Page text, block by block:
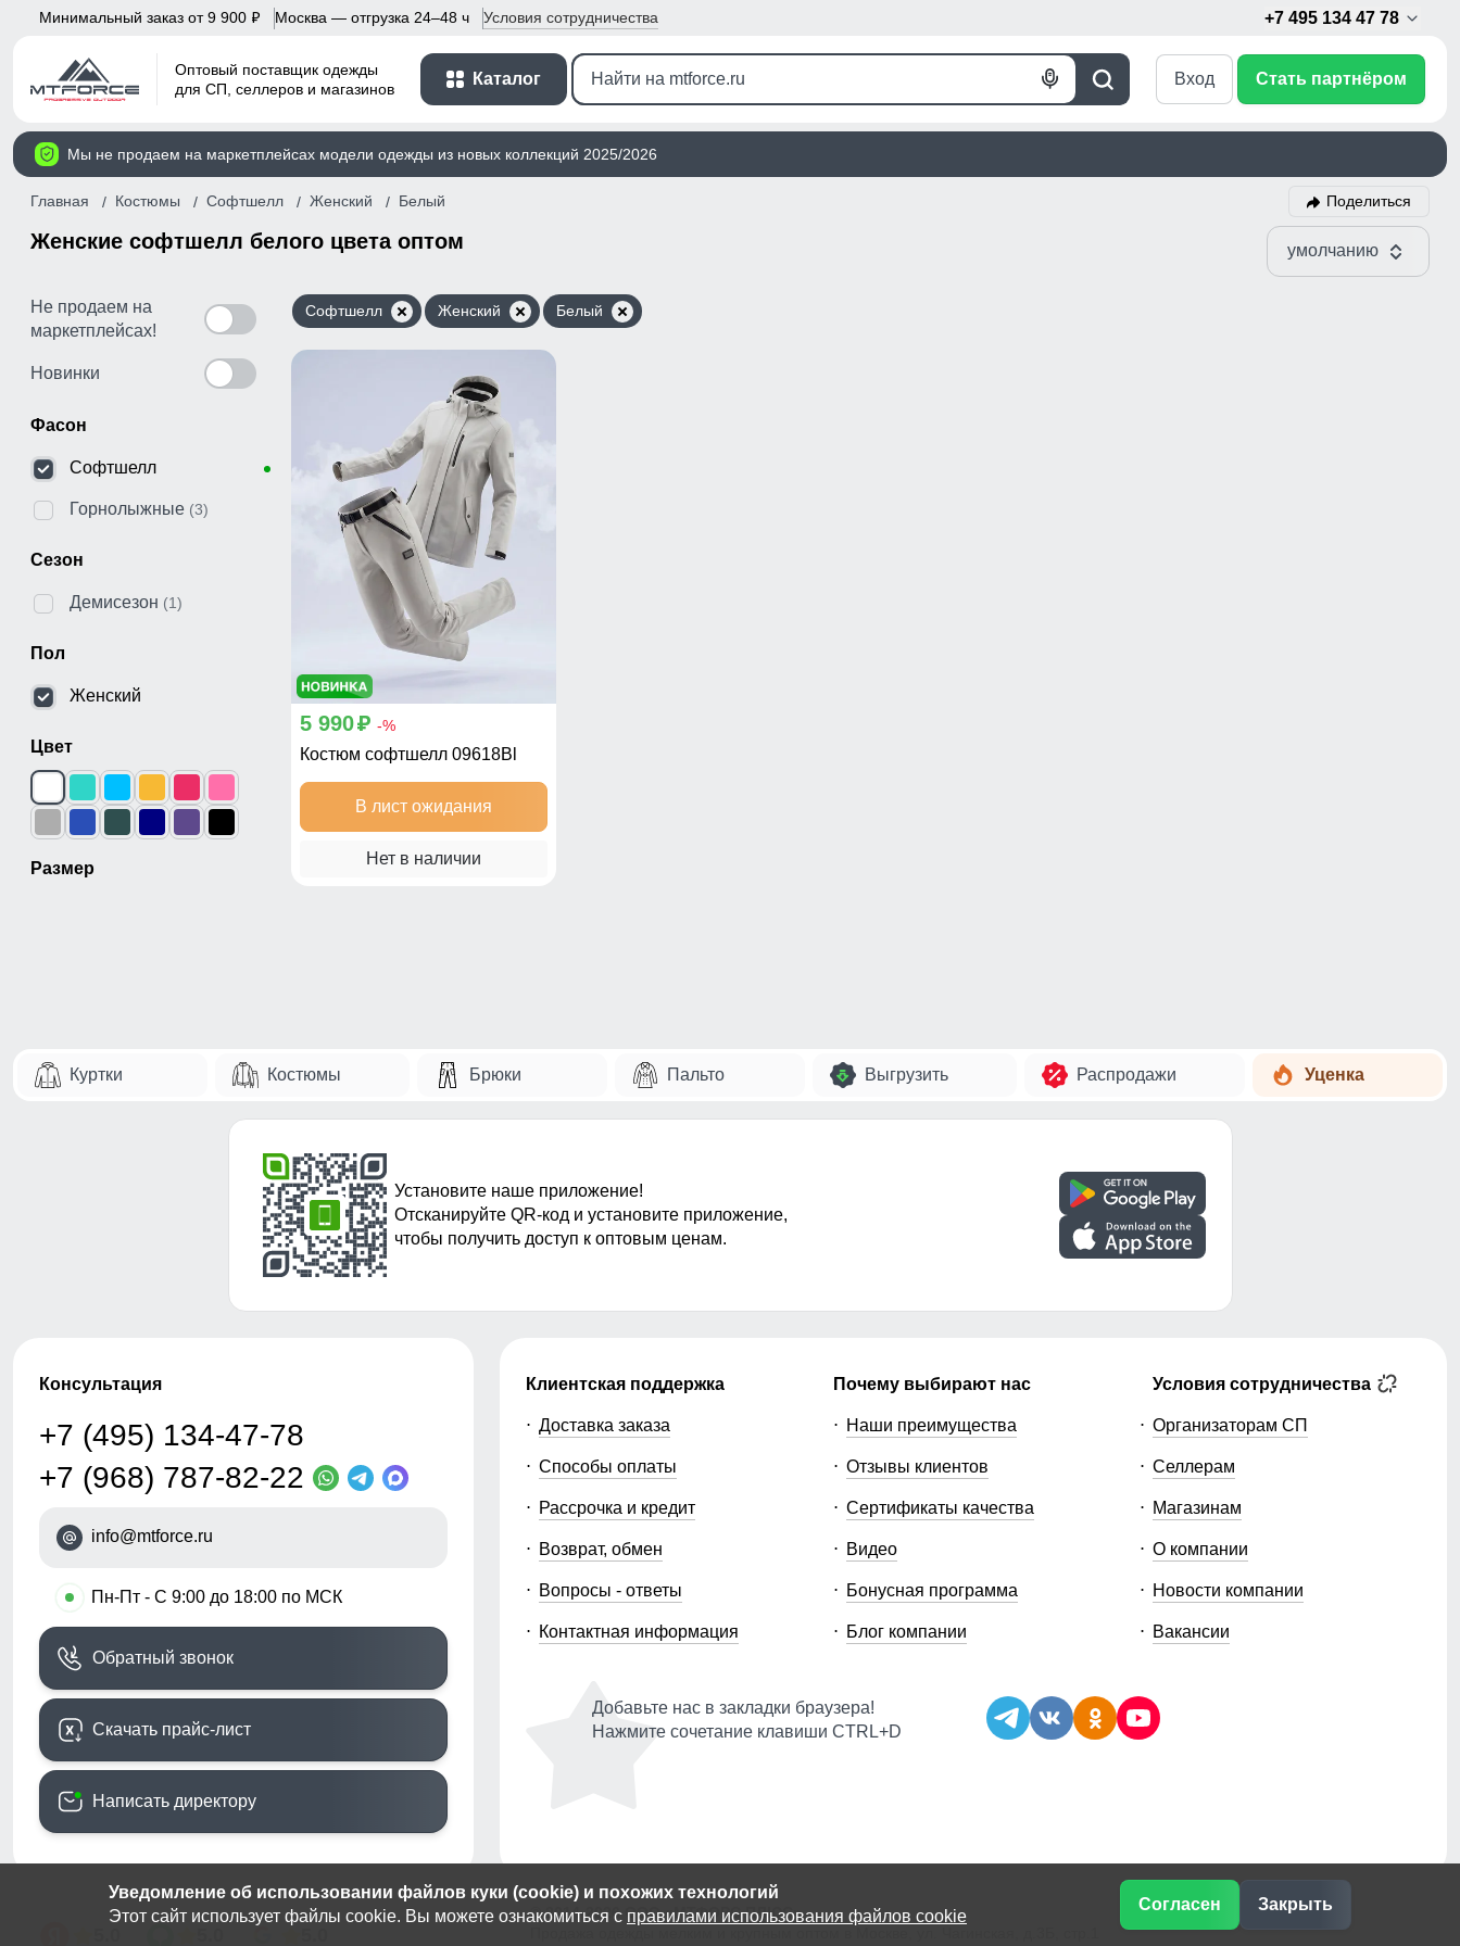
Уведомление об использовании файлов куки (cookie) и похожих технологий
Этот сайт использует файлы cookie. Вы можете ознакомиться с правилами использования файлов cookie
Согласен Закрыть
Минимальный заказ от 9 900 p Москва — отгрузка 24–48 ч Условия сотрудничества +7 495 134 47 78
Оптовый поставщик одежды
для СП, селлеров и магазинов
Каталог
Поиск
Голосовой
Вход Стать партнёром
Мы не продаем на маркетплейсах модели одежды из новых коллекций 2025/2026
Главная Костюмы Софтшелл Женский Белый Поделиться
Женские софтшелл белого цвета оптом умолчанию
Не продаем на
маркетплейсах!
Новинки
Фасон
Софтшелл
Горнолыжные (3)
Сезон
Демисезон (1)
Пол
Женский
Цвет
Размер
Софтшелл Женский Белый
5 990p -%
Костюм софтшелл 09618Bl
В лист ожидания
Нет в наличии
Куртки Костюмы Брюки Пальто Выгрузить Распродажи Уценка
Установите наше приложение!
Отсканируйте QR-код и установите приложение,
чтобы получить доступ к оптовым ценам.
Консультация
+7 (495) 134-47-78
+7 (968) 787-82-22
info@mtforce.ru
• Пн-Пт - С 9:00 до 18:00 по МСК
Обратный звонок
Скачать прайс-лист
Написать директору
Клиентская поддержка
Доставка заказа
Способы оплаты
Рассрочка и кредит
Возврат, обмен
Вопросы - ответы
Контактная информация
Почему выбирают нас
Наши преимущества
Отзывы клиентов
Сертификаты качества
Видео
Бонусная программа
Блог компании
Условия сотрудничества
Организаторам СП
Селлерам
Магазинам
О компании
Новости компании
Вакансии
Добавьте нас в закладки браузера!
Нажмите сочетание клавиши CTRL+D
© 2014-2026 ООО «МТФОРС ПЛЮС»